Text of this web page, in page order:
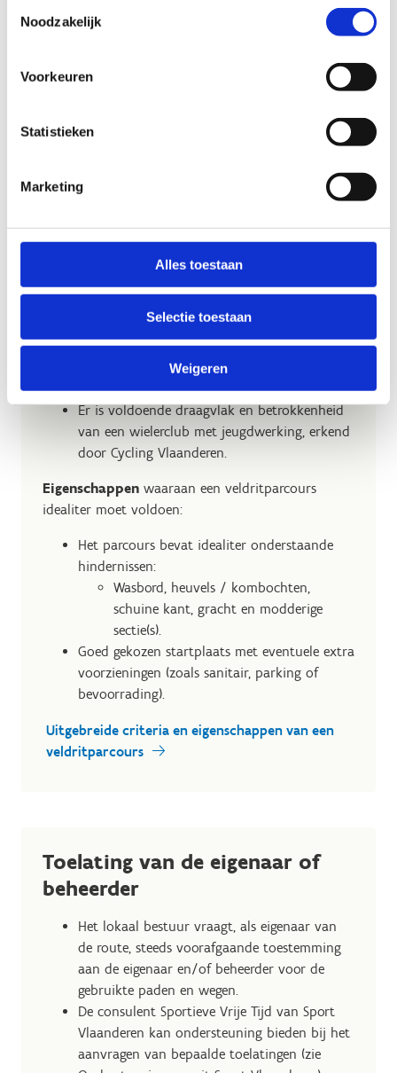
Noodzakelijk
Voorkeuren
Statistieken
Marketing
Alles toestaan
Selectie toestaan
Weigeren
Veldritparcours
Criteria
Min. 500m en max. 2,5km en bestaan uit één
of meerdere bewegwijzerde lussen.
Elke lus is in één rijrichting uitgestippeld.
Het parcours bevat idealiter volgende
hindernissen: trappen, zandbak,
boomstammen of balken.
Er is voldoende draagvlak en betrokkenheid
van een wielerclub met jeugdwerking, erkend
door Cycling Vlaanderen.
Eigenschappen waaraan een veldritparcours
idealiter moet voldoen:
Het parcours bevat idealiter onderstaande
hindernissen:
Wasbord, heuvels / kombochten,
schuine kant, gracht en modderige
sectie(s).
Goed gekozen startplaats met eventuele extra
voorzieningen (zoals sanitair, parking of
bevoorrading).
Uitgebreide criteria en eigenschappen van een
veldritparcours
Toelating van de eigenaar of
beheerder
Het lokaal bestuur vraagt, als eigenaar van
de route, steeds voorafgaande toestemming
aan de eigenaar en/of beheerder voor de
gebruikte paden en wegen.
De consulent Sportieve Vrije Tijd van Sport
Vlaanderen kan ondersteuning bieden bij het
aanvragen van bepaalde toelatingen (zie